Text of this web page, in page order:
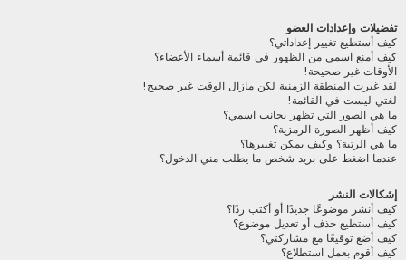
تفضيلات وإعدادات العضو
كيف أستطيع تغيير إعداداتي؟
كيف أمنع اسمي من الظهور في قائمة أسماء الأعضاء؟
الأوقات غير صحيحة!
لقد غيرت المنطقة الزمنية لكن مازال الوقت غير صحيح!
لغتي ليست في القائمة!
ما هي الصور التي تظهر بجانب اسمي؟
كيف أظهر الصورة الرمزية؟
ما هي الرتبة؟ وكيف يمكن تغييرها؟
عندما اضغط على بريد شخص ما يطلب مني الدخول؟
إشكالات النشر
كيف أنشر موضوعًا جديدًا أو أكتب ردًا؟
كيف أستطيع حذف أو تعديل موضوع؟
كيف أضع توقيعًا مع مشاركتي؟
كيف أقوم بعمل استطلاع؟